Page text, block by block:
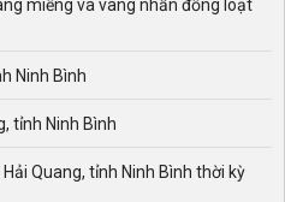
miếng và vàng nhẫn đồng loạt
Ninh Bình
tỉnh Ninh Bình
Quang, tỉnh Ninh Bình thời kỳ